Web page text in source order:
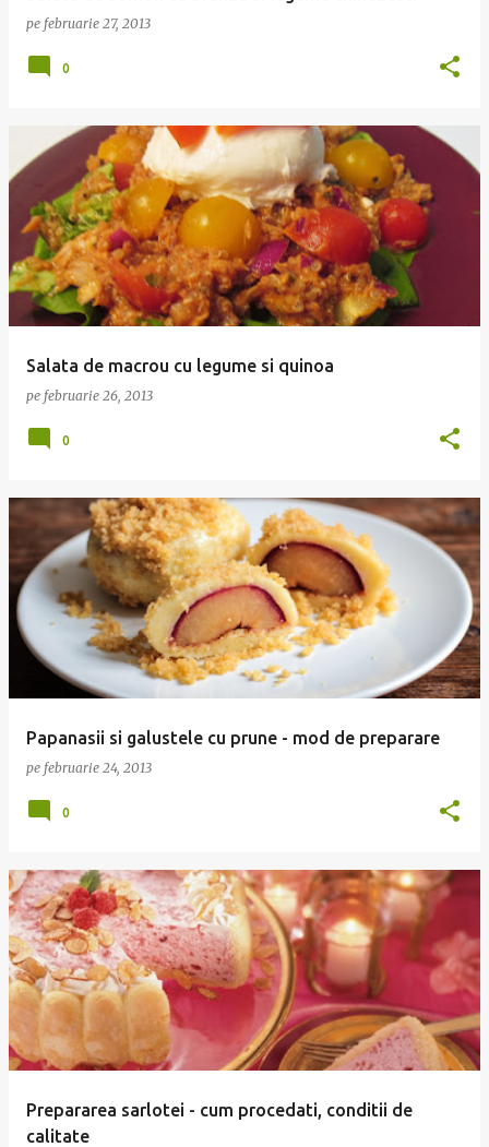
pe februarie 27, 2013
0
Salata de macrou cu legume si quinoa
pe februarie 26, 2013
0
Papanasii si galustele cu prune - mod de preparare
pe februarie 24, 2013
0
Prepararea sarlotei - cum procedati, conditii de
calitate